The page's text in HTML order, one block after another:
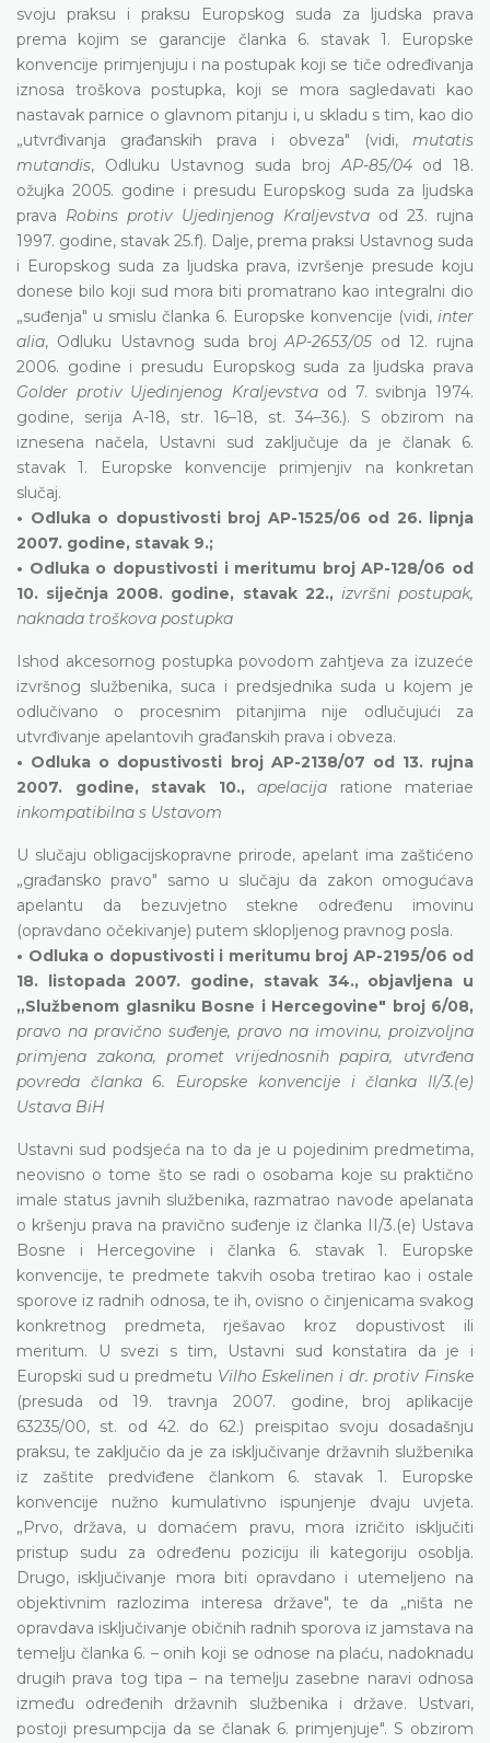
svoju praksu i praksu Europskog suda za ljudska prava
prema kojim se garancije članka 6. stavak 1. Europske
konvencije primjenjuju i na postupak koji se tiče određivanja
iznosa troškova postupka, koji se mora sagledavati kao
nastavak parnice o glavnom pitanju i, u skladu s tim, kao dio
„utvrđivanja građanskih prava i obveza" (vidi, mutatis
mutandis, Odluku Ustavnog suda brojAP-85/04 od 18.
ožujka 2005. godine i presudu Europskog suda za ljudska
prava Robins protiv Ujedinjenog Kraljevstva od 23. rujna
1997. godine, stavak 25.f). Dalje, prema praksi Ustavnog suda
i Europskog suda za ljudska prava, izvršenje presude koju
donese bilo koji sud mora biti promatrano kao integralni dio
„suđenja" u smislu članka 6. Europske konvencije (vidi, inter
alia, Odluku Ustavnog suda brojAP-2653/05 od 12. rujna
2006. godine i presudu Europskog suda za ljudska prava
Golder protiv Ujedinjenog Kraljevstva od 7. svibnja 1974.
godine, serija A-18, str. 16–18, st. 34–36.). S obzirom na
iznesena načela, Ustavni sud zaključuje da je članak 6.
stavak 1. Europske konvencije primjenjiv na konkretan
slučaj.
• Odluka o dopustivosti broj AP-1525/06 od 26. lipnja
2007. godine, stavak 9.;
• Odluka o dopustivosti i meritumu broj AP-128/06 od
10. siječnja 2008. godine, stavak 22., izvršni postupak,
naknada troškova postupka
Ishod akcesornog postupka povodom zahtjeva za izuzeće
izvršnog službenika, suca i predsjednika suda u kojem je
odlučivano o procesnim pitanjima nije odlučujući za
utvrđivanje apelantovih građanskih prava i obveza.
• Odluka o dopustivosti broj AP-2138/07 od 13. rujna
2007. godine, stavak 10., apelacija ratione materiae
inkompatibilna s Ustavom
U slučaju obligacijskopravne prirode, apelant ima zaštićeno
„građansko pravo" samo u slučaju da zakon omogućava
apelantu da bezuvjetno stekne određenu imovinu
(opravdano očekivanje) putem sklopljenog pravnog posla.
• Odluka o dopustivosti i meritumu broj AP-2195/06 od
18. listopada 2007. godine, stavak 34., objavljena u
„Službenom glasniku Bosne i Hercegovine" broj 6/08,
pravo na pravično suđenje, pravo na imovinu, proizvoljna
primjena zakona, promet vrijednosnih papira, utvrđena
povreda članka 6. Europske konvencije i članka II/3.(e)
Ustava BiH
Ustavni sud podsjeća na to da je u pojedinim predmetima,
neovisno o tome što se radi o osobama koje su praktično
imale status javnih službenika, razmatrao navode apelanata
o kršenju prava na pravično suđenje iz članka II/3.(e) Ustava
Bosne i Hercegovine i članka 6. stavak 1. Europske
konvencije, te predmete takvih osoba tretirao kao i ostale
sporove iz radnih odnosa, te ih, ovisno o činjenicama svakog
konkretnog predmeta, rješavao kroz dopustivost ili
meritum. U svezi s tim, Ustavni sud konstatira da je i
Europski sud u predmetu Vilho Eskelinen i dr. protiv Finske
(presuda od 19. travnja 2007. godine, broj aplikacije
63235/00, st. od 42. do 62.) preispitao svoju dosadašnju
praksu, te zaključio da je za isključivanje državnih službenika
iz zaštite predviđene člankom 6. stavak 1. Europske
konvencije nužno kumulativno ispunjenje dvaju uvjeta.
„Prvo, država, u domaćem pravu, mora izričito isključiti
pristup sudu za određenu poziciju ili kategoriju osoblja.
Drugo, isključivanje mora biti opravdano i utemeljeno na
objektivnim razlozima interesa države", te da „ništa ne
opravdava isključivanje običnih radnih sporova iz jamstava na
temelju članka 6. – onih koji se odnose na plaću, nadoknadu
drugih prava tog tipa – na temelju zasebne naravi odnosa
između određenih državnih službenika i države. Ustvari,
postoji presumpcija da se članak 6. primjenjuje". S obzirom